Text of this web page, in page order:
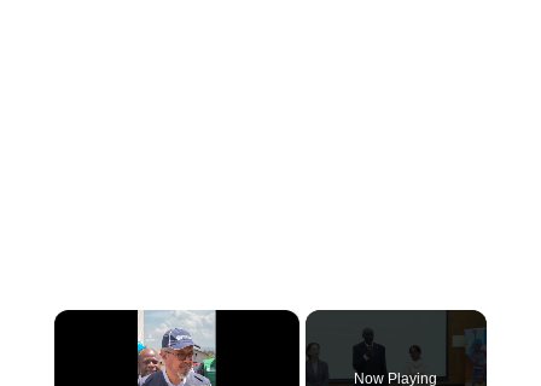
×
Now Playing